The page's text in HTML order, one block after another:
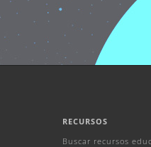
RECURSOS
Buscar recursos